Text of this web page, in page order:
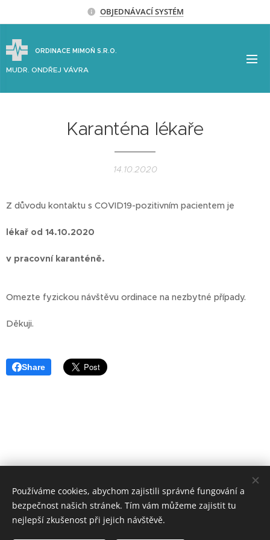
OBJEDNÁVACÍ SYSTÉM
ORDINACE MIMOŇ S.R.O.
MUDR. ONDŘEJ VÁVRA
Karanténa lékaře
14.10.2020
Z důvodu kontaktu s COVID19-pozitivním pacientem je
lékař od 14.10.2020
v pracovní karanténě.
Omezte fyzickou návštěvu ordinace na nezbytné případy.
Děkuji.
Share
Používáme cookies, abychom zajistili správné fungování a
bezpečnost našich stránek. Tím vám můžeme zajistit tu
nejlepší zkušenost při jejich návštěvě.